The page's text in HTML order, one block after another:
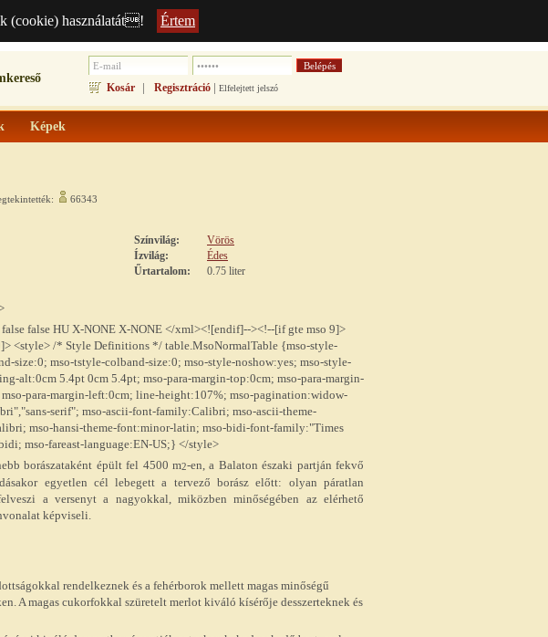
(cookie) használatát! Értem
Kosár | Regisztráció | Elfelejtett jelszó
Képek
66343
Színvilág:
Vörös
Ízvilág:
Édes
Űrtartalom:
0.75 liter
false false HU X-NONE X-NONE </xml><![endif]--><!--[if gte mso 9]>
<style> /* Style Definitions */ table.MsoNormalTable {mso-style-
size:0; mso-tstyle-colband-size:0; mso-style-noshow:yes; mso-style-
alt:0cm 5.4pt 0cm 5.4pt; mso-para-margin-top:0cm; mso-para-margin-
para-margin-left:0cm; line-height:107%; mso-pagination:widow-
serif"; mso-ascii-font-family:Calibri; mso-ascii-theme-
mso-hansi-theme-font:minor-latin; mso-bidi-font-family:"Times
mso-fareast-language:EN-US;} </style>
borászataként épült fel 4500 m2-en, a Balaton északi partján fekvő
egyetlen cél lebegett a tervező borász előtt: olyan páratlan
a versenyt a nagyokkal, miközben minőségében az elérhető
képviseli.
rendelkeznek és a fehérborok mellett magas minőségű
A magas cukorfokkal szüretelt merlot kiváló kísérője desszerteknek és